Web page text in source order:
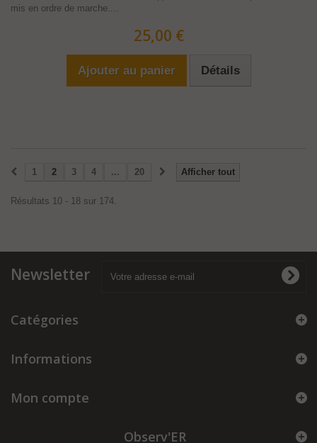
mis en ordre de marche....
25,00 €
Ajouter au panier Détails
Afficher tout
1 2 3 4 ... 20
Résultats 10 - 18 sur 174.
Newsletter
Catégories
Informations
Mon compte
Observ'ER